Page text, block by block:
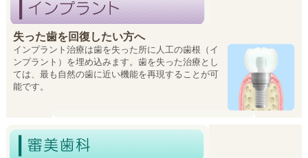
失った歯を回復したい方へ
インプラント治療は歯を失った所に人工の歯根（イ
ンプラント）を埋め込みます。歯を失った治療とし
ては、最も自然の歯に近い機能を再現することが可
能です。